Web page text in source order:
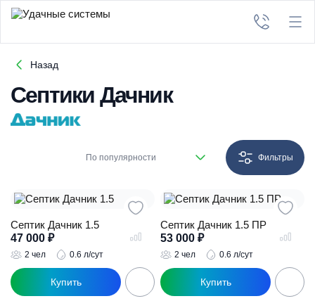
Назад
Септики Дачник
По популярности Фильтры
Септик Дачник 1.5
47 000 ₽
2 чел 0.6 л/сут
Септик Дачник 1.5 ПР
53 000 ₽
2 чел 0.6 л/сут